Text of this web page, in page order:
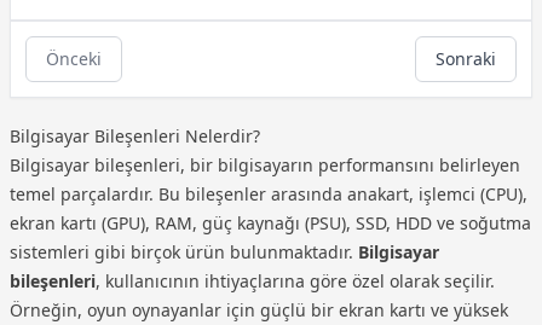
Önceki Sonraki
Bilgisayar Bileşenleri Nelerdir?
Bilgisayar bileşenleri, bir bilgisayarın performansını belirleyen
temel parçalardır. Bu bileşenler arasında anakart, işlemci (CPU),
ekran kartı (GPU), RAM, güç kaynağı (PSU), SSD, HDD ve soğutma
sistemleri gibi birçok ürün bulunmaktadır. Bilgisayar
bileşenleri, kullanıcının ihtiyaçlarına göre özel olarak seçilir.
Örneğin, oyun oynayanlar için güçlü bir ekran kartı ve yüksek